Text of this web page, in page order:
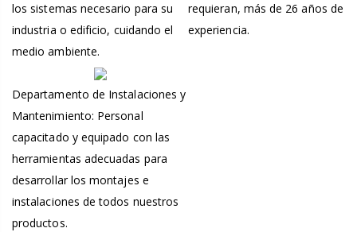
los sistemas necesario para su
industria o edificio, cuidando el
medio ambiente.
requieran, más de 26 años de
experiencia.
Departamento de Instalaciones y
Mantenimiento: Personal
capacitado y equipado con las
herramientas adecuadas para
desarrollar los montajes e
instalaciones de todos nuestros
productos.